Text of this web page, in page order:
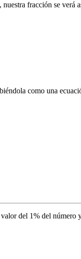
nuestra fracción se verá
como una
del 1% del